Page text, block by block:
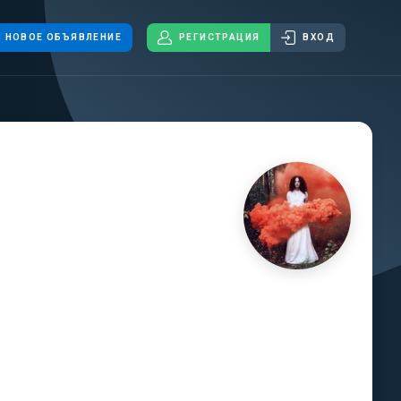
НОВОЕ ОБЪЯВЛЕНИЕ РЕГИСТРАЦИЯ ВХОД